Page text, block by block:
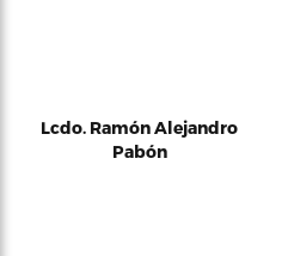
Lcdo. Ramón Alejandro
Pabón